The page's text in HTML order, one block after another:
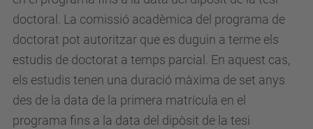
doctoral. La comissió acadèmica del programa de
doctorat pot autoritzar que es duguin a terme els
estudis de doctorat a temps parcial. En aquest cas,
els estudis tenen una duració màxima de set anys
des de la data de la primera matrícula en el
programa fins a la data del dipòsit de la tesi